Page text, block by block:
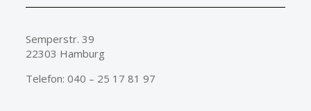
Semperstr. 39
22303 Hamburg
Telefon: 040 – 25 17 81 97